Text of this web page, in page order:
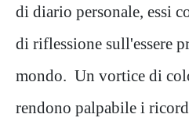
di diario personale, essi
di riflessione sull'essere
mondo. Un vortice di
rendono palpabile i